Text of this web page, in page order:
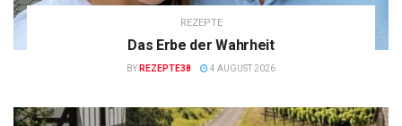
REZEPTE
Das Erbe der Wahrheit
BY REZEPTE38 4 AUGUST 2026